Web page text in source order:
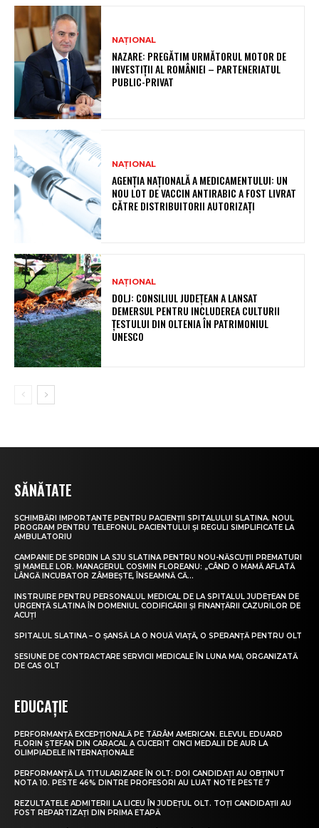
NAȚIONAL
NAZARE: PREGĂTIM URMĂTORUL MOTOR DE
INVESTIȚII AL ROMÂNIEI – PARTENERIATUL
PUBLIC-PRIVAT
NAȚIONAL
AGENȚIA NAȚIONALĂ A MEDICAMENTULUI: UN
NOU LOT DE VACCIN ANTIRABIC A FOST LIVRAT
CĂTRE DISTRIBUITORII AUTORIZAȚI
NAȚIONAL
DOLJ: CONSILIUL JUDEȚEAN A LANSAT
DEMERSUL PENTRU INCLUDEREA CULTURII
ȚESTULUI DIN OLTENIA ÎN PATRIMONIUL
UNESCO
SĂNĂTATE
SCHIMBĂRI IMPORTANTE PENTRU PACIENȚII SPITALULUI SLATINA. NOUL
PROGRAM PENTRU TELEFONUL PACIENTULUI ȘI REGULI SIMPLIFICATE LA
AMBULATORIU
CAMPANIE DE SPRIJIN LA SJU SLATINA PENTRU NOU-NĂSCUȚII PREMATURI
ȘI MAMELE LOR. MANAGERUL COSMIN FLOREANU: „CÂND O MAMĂ AFLATĂ
LÂNGĂ INCUBATOR ZÂMBEȘTE, ÎNSEAMNĂ CĂ...
INSTRUIRE PENTRU PERSONALUL MEDICAL DE LA SPITALUL JUDEȚEAN DE
URGENȚĂ SLATINA ÎN DOMENIUL CODIFICĂRII ȘI FINANȚĂRII CAZURILOR DE
ACUȚI
SPITALUL SLATINA – O ȘANSĂ LA O NOUĂ VIAȚĂ, O SPERANȚĂ PENTRU OLT
SESIUNE DE CONTRACTARE SERVICII MEDICALE ÎN LUNA MAI, ORGANIZATĂ
DE CAS OLT
EDUCAȚIE
PERFORMANȚĂ EXCEPȚIONALĂ PE TĂRÂM AMERICAN. ELEVUL EDUARD
FLORIN ȘTEFAN DIN CARACAL A CUCERIT CINCI MEDALII DE AUR LA
OLIMPIADELE INTERNAȚIONALE
PERFORMANȚĂ LA TITULARIZARE ÎN OLT: DOI CANDIDAȚI AU OBȚINUT
NOTA 10. PESTE 46% DINTRE PROFESORI AU LUAT NOTE PESTE 7
REZULTATELE ADMITERII LA LICEU ÎN JUDEȚUL OLT. TOȚI CANDIDAȚII AU
FOST REPARTIZAȚI DIN PRIMA ETAPĂ